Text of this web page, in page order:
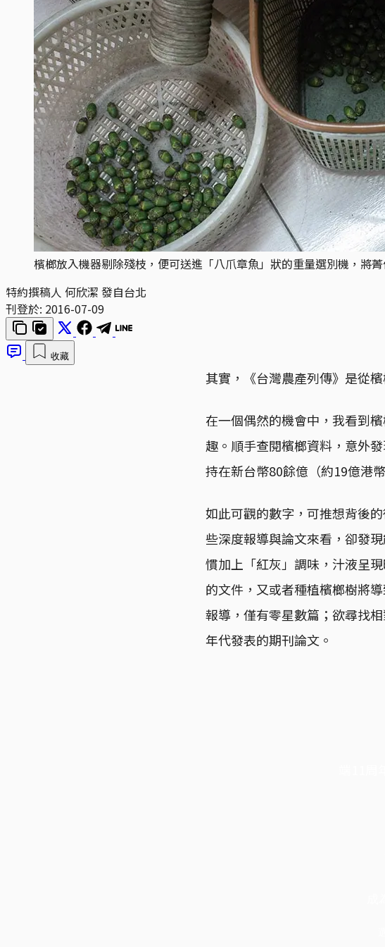
檳榔放入機器剔除殘枝，便可送進「八爪章魚」狀的重量選別機，將菁
特約撰稿人 何欣潔 發自台北
刊登於: 2016-07-09
收藏
其實，《台灣農產列傳》是從檳
在一個偶然的機會中，我看到
趣。順手查閱檳榔資料，意外
持在新台幣80餘億（約19億港
如此可觀的數字，可推想背後
些深度報導與論文來看，卻發
慣加上「紅灰」調味，汁液呈
的文件，又或者種植檳榔樹將
報導，僅有零星數篇；欲尋找
年代發表的期刊論文。